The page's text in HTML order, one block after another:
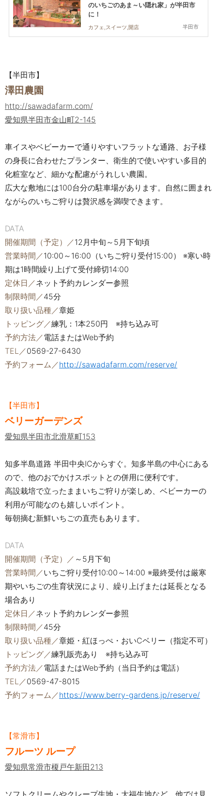
半田市
のいちごのあま～い隠れ家」が半田市
に！
カフェ,スイーツ,開店
【半田市】
澤田農園
http://sawadafarm.com/
愛知県半田市金山町2-145
車イスやベビーカーで通りやすいフラットな通路、お子様
の身長に合わせたプランター、衛生的で使いやすい多目的
化粧室など、細かな配慮がうれしい農園。
広大な敷地には100台分の駐車場があります。自然に囲まれ
ながらのいちご狩りは贅沢感を満喫できます。
DATA
開催期間（予定）／12月中旬～5月下旬頃
営業時間／10:00～16:00（いちご狩り受付15:00） ※寒い時
期は1時間繰り上げて受付締切14:00
定休日／ネット予約カレンダー参照
制限時間／45分
取り扱い品種／章姫
トッピング／練乳：1本250円 ※持ち込み可
予約方法／電話またはWeb予約
TEL／0569-27-6430
予約フォーム／http://sawadafarm.com/reserve/
【半田市】
ベリーガーデンズ
愛知県半田市北滑草町153
知多半島道路 半田中央ICからすぐ。知多半島の中心にある
ので、他のおでかけスポットとの併用に便利です。
高設栽培で立ったままいちご狩りが楽しめ、ベビーカーの
利用が可能なのも嬉しいポイント。
毎朝摘む新鮮いちごの直売もあります。
DATA
開催期間（予定）／ ～5月下旬
営業時間／いちご狩り受付10:00～14:00 ※最終受付は厳寒
期やいちごの生育状況により、繰り上げまたは延長となる
場合あり
定休日／ネット予約カレンダー参照
制限時間／45分
取り扱い品種／章姫・紅ほっぺ・おいCベリー（指定不可）
トッピング／練乳販売あり ※持ち込み可
予約方法／電話またはWeb予約（当日予約は電話）
TEL／0569-47-8015
予約フォーム／https://www.berry-gardens.jp/reserve/
【常滑市】
フルーツ ループ
愛知県常滑市榎戸午新田213